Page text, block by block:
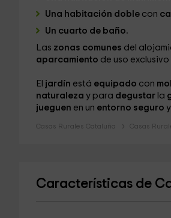
Una habitación doblecon
Un cuarto de baño.
Las zonas comunes del
aparcamiento de uso
El jardín está equipado con
naturaleza y para degustar la
jueguen en un entorno seguro y
Casas Rurales Cataluña Casas
Características de